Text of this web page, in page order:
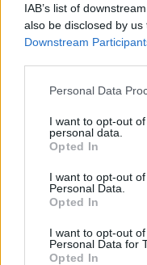
IAB’s list of
also be disclosed by
Downstream
Personal Data
I want to opt-out
personal data.
Opted In
I want to opt-out
Personal Data.
Opted In
I want to opt-out
Personal Data for
Opted In
31. Juli 2026
.News
31. Juli 2026
Bitte geben Sie Ihren